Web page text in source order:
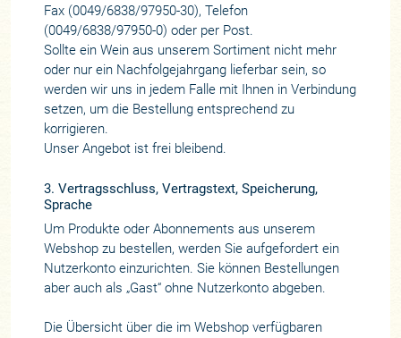
Fax (0049/6838/97950-30), Telefon
(0049/6838/97950-0) oder per Post.
Sollte ein Wein aus unserem Sortiment nicht mehr
oder nur ein Nachfolgejahrgang lieferbar sein, so
werden wir uns in jedem Falle mit Ihnen in Verbindung
setzen, um die Bestellung entsprechend zu
korrigieren.
Unser Angebot ist frei bleibend.
3. Vertragsschluss, Vertragstext, Speicherung,
Sprache
Um Produkte oder Abonnements aus unserem
Webshop zu bestellen, werden Sie aufgefordert ein
Nutzerkonto einzurichten. Sie können Bestellungen
aber auch als „Gast“ ohne Nutzerkonto abgeben.
Die Übersicht über die im Webshop verfügbaren